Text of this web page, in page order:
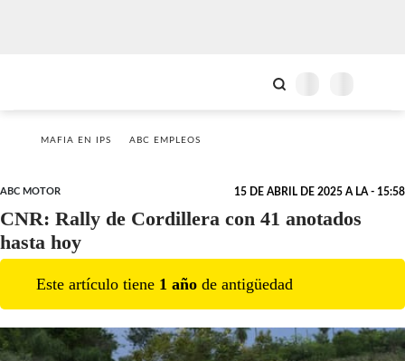
MAFIA EN IPS ABC EMPLEOS
ABC MOTOR 15 DE ABRIL DE 2025 A LA - 15:58
CNR: Rally de Cordillera con 41 anotados
hasta hoy
Este artículo tiene 1 año de antigüedad